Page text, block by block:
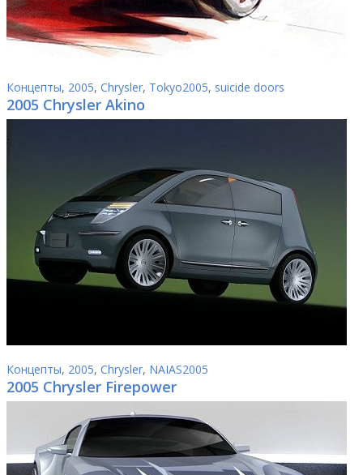
Концепты, 2005, Chrysler, Tokyo2005, suicide doors
2005 Chrysler Akino
Концепты, 2005, Chrysler, NAIAS2005
2005 Chrysler Firepower